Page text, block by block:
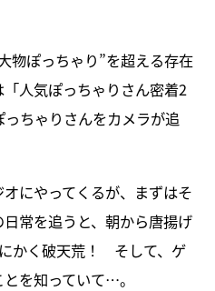
物ぽっちゃり”を超える存在
人気ぽっちゃりさん密着2
ちゃりさんをカメラが追
にやってくるが、まずはそ
常を追うと、朝から唐揚げ
かく破天荒！ そして、ゲ
を知っていて…。